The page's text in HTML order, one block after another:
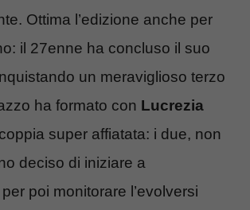
Ottima l’edizione anche per
il 27enne ha concluso il suo
un meraviglioso terzo
ha formato con Lucrezia
super affiatata: i due, non
deciso di iniziare a
poi monitorare l’evolversi